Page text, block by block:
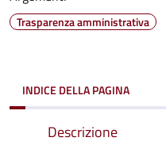
Trasparenza amministrativa
INDICE DELLA PAGINA
Descrizione